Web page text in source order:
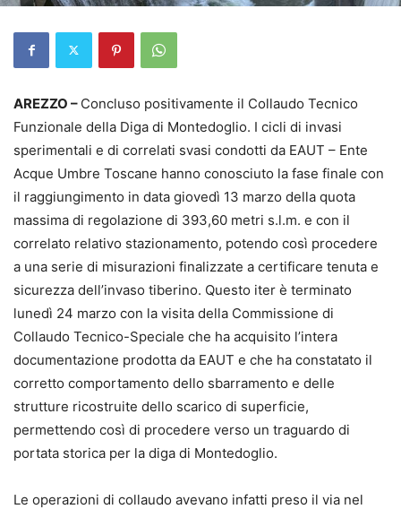
AREZZO – Concluso positivamente il Collaudo Tecnico
Funzionale della Diga di Montedoglio. I cicli di invasi
sperimentali e di correlati svasi condotti da EAUT – Ente
Acque Umbre Toscane hanno conosciuto la fase finale con
il raggiungimento in data giovedì 13 marzo della quota
massima di regolazione di 393,60 metri s.l.m. e con il
correlato relativo stazionamento, potendo così procedere
a una serie di misurazioni finalizzate a certificare tenuta e
sicurezza dell’invaso tiberino. Questo iter è terminato
lunedì 24 marzo con la visita della Commissione di
Collaudo Tecnico-Speciale che ha acquisito l’intera
documentazione prodotta da EAUT e che ha constatato il
corretto comportamento dello sbarramento e delle
strutture ricostruite dello scarico di superficie,
permettendo così di procedere verso un traguardo di
portata storica per la diga di Montedoglio.
Le operazioni di collaudo avevano infatti preso il via nel